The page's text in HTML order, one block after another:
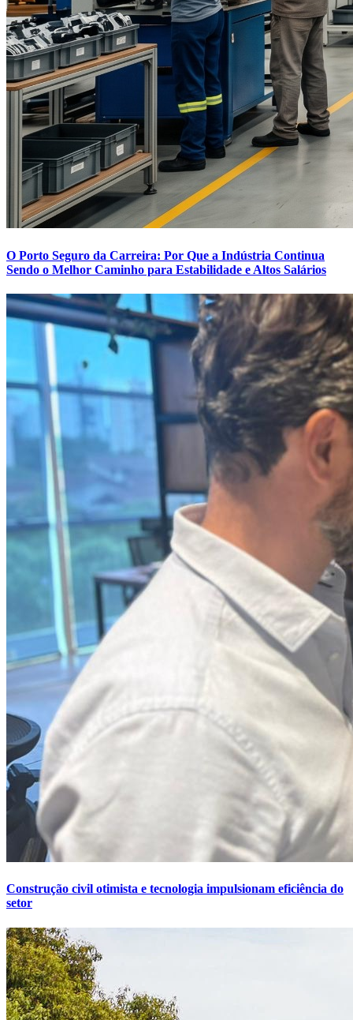
O Porto Seguro da Carreira: Por Que a Indústria Continua
Sendo o Melhor Caminho para Estabilidade e Altos Salários
Construção civil otimista e tecnologia impulsionam eficiência do
setor